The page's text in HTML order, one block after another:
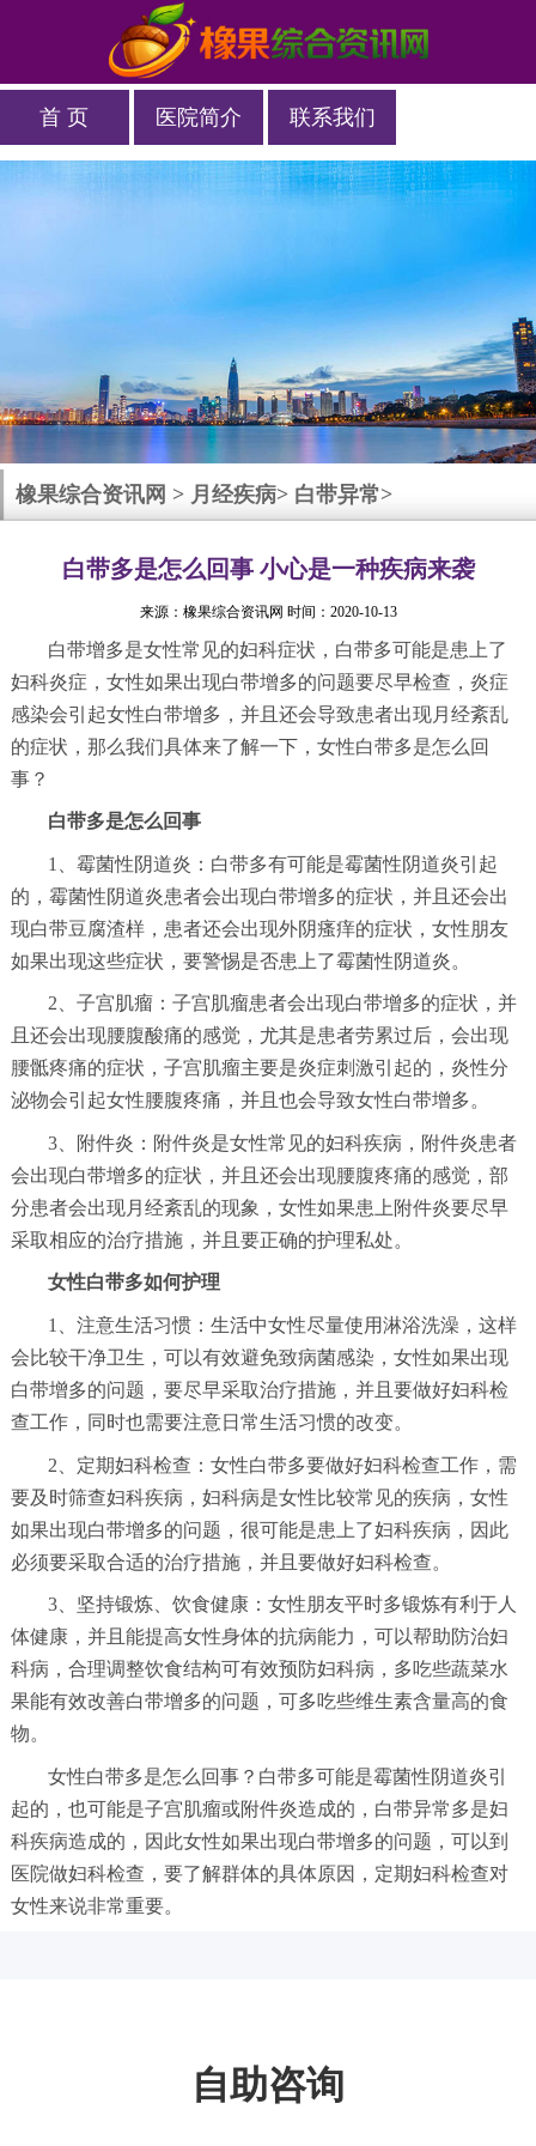
首 页 医院简介 联系我们
橡果综合资讯网 > 月经疾病> 白带异常>
白带多是怎么回事 小心是一种疾病来袭
来源： 橡果综合资讯网 时间：2020-10-13
白带增多是女性常见的妇科症状，白带多可能是患上了
妇科炎症，女性如果出现白带增多的问题要尽早检查，炎症
感染会引起女性白带增多，并且还会导致患者出现月经紊乱
的症状，那么我们具体来了解一下，女性白带多是怎么回
事？
白带多是怎么回事
1、霉菌性阴道炎：白带多有可能是霉菌性阴道炎引起
的，霉菌性阴道炎患者会出现白带增多的症状，并且还会出
现白带豆腐渣样，患者还会出现外阴瘙痒的症状，女性朋友
如果出现这些症状，要警惕是否患上了霉菌性阴道炎。
2、子宫肌瘤：子宫肌瘤患者会出现白带增多的症状，并
且还会出现腰腹酸痛的感觉，尤其是患者劳累过后，会出现
腰骶疼痛的症状，子宫肌瘤主要是炎症刺激引起的，炎性分
泌物会引起女性腰腹疼痛，并且也会导致女性白带增多。
3、附件炎：附件炎是女性常见的妇科疾病，附件炎患者
会出现白带增多的症状，并且还会出现腰腹疼痛的感觉，部
分患者会出现月经紊乱的现象，女性如果患上附件炎要尽早
采取相应的治疗措施，并且要正确的护理私处。
女性白带多如何护理
1、注意生活习惯：生活中女性尽量使用淋浴洗澡，这样
会比较干净卫生，可以有效避免致病菌感染，女性如果出现
白带增多的问题，要尽早采取治疗措施，并且要做好妇科检
查工作，同时也需要注意日常生活习惯的改变。
2、定期妇科检查：女性白带多要做好妇科检查工作，需
要及时筛查妇科疾病，妇科病是女性比较常见的疾病，女性
如果出现白带增多的问题，很可能是患上了妇科疾病，因此
必须要采取合适的治疗措施，并且要做好妇科检查。
3、坚持锻炼、饮食健康：女性朋友平时多锻炼有利于人
体健康，并且能提高女性身体的抗病能力，可以帮助防治妇
科病，合理调整饮食结构可有效预防妇科病，多吃些蔬菜水
果能有效改善白带增多的问题，可多吃些维生素含量高的食
物。
女性白带多是怎么回事？白带多可能是霉菌性阴道炎引
起的，也可能是子宫肌瘤或附件炎造成的，白带异常多是妇
科疾病造成的，因此女性如果出现白带增多的问题，可以到
医院做妇科检查，要了解群体的具体原因，定期妇科检查对
女性来说非常重要。
自助咨询